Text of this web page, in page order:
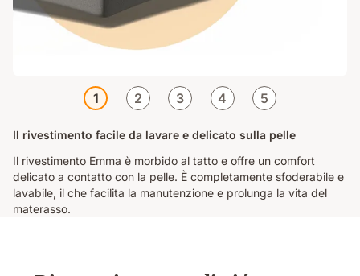
1 2 3 4 5
Il rivestimento facile da lavare e delicato sulla pelle
Il rivestimento Emma è morbido al tatto e offre un comfort
delicato a contatto con la pelle. È completamente sfoderabile e
lavabile, il che facilita la manutenzione e prolunga la vita del
materasso.